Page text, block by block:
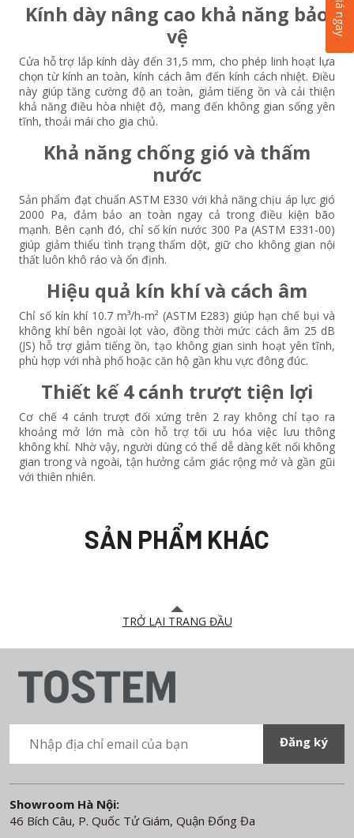
Kính dày nâng cao khả năng bảo
vệ
Cửa hỗ trợ lắp kính dày đến 31,5 mm, cho phép linh hoạt lựa
chọn từ kính an toàn, kính cách âm đến kính cách nhiệt. Điều
này giúp tăng cường độ an toàn, giảm tiếng ồn và cải thiện
khả năng điều hòa nhiệt độ, mang đến không gian sống yên
tĩnh, thoải mái cho gia chủ.
Khả năng chống gió và thấm
nước
Sản phẩm đạt chuẩn ASTM E330 với khả năng chịu áp lực gió
2000 Pa, đảm bảo an toàn ngay cả trong điều kiện bão
mạnh. Bên cạnh đó, chỉ số kín nước 300 Pa (ASTM E331-00)
giúp giảm thiểu tình trạng thấm dột, giữ cho không gian nội
thất luôn khô ráo và ổn định.
Hiệu quả kín khí và cách âm
Chỉ số kín khí 10.7 m³/h-m² (ASTM E283) giúp hạn chế bụi và
không khí bên ngoài lọt vào, đồng thời mức cách âm 25 dB
(JS) hỗ trợ giảm tiếng ồn, tạo không gian sinh hoạt yên tĩnh,
phù hợp với nhà phố hoặc căn hộ gần khu vực đông đúc.
Thiết kế 4 cánh trượt tiện lợi
Cơ chế 4 cánh trượt đối xứng trên 2 ray không chỉ tạo ra
khoảng mở lớn mà còn hỗ trợ tối ưu hóa việc lưu thông
không khí. Nhờ vậy, người dùng có thể dễ dàng kết nối không
gian trong và ngoài, tận hưởng cảm giác rộng mở và gần gũi
với thiên nhiên.
SẢN PHẨM KHÁC
TRỞ LẠI TRANG ĐẦU
Showroom Hà Nội:
46 Bích Câu, P. Quốc Tử Giám, Quận Đống Đa